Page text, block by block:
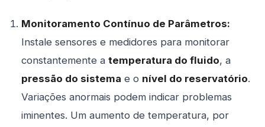
Monitoramento Contínuo de Parâmetros:
Instale sensores e medidores para monitorar
constantemente a temperatura do fluido, a
pressão do sistema e o nível do reservatório.
Variações anormais podem indicar problemas
iminentes. Um aumento de temperatura, por